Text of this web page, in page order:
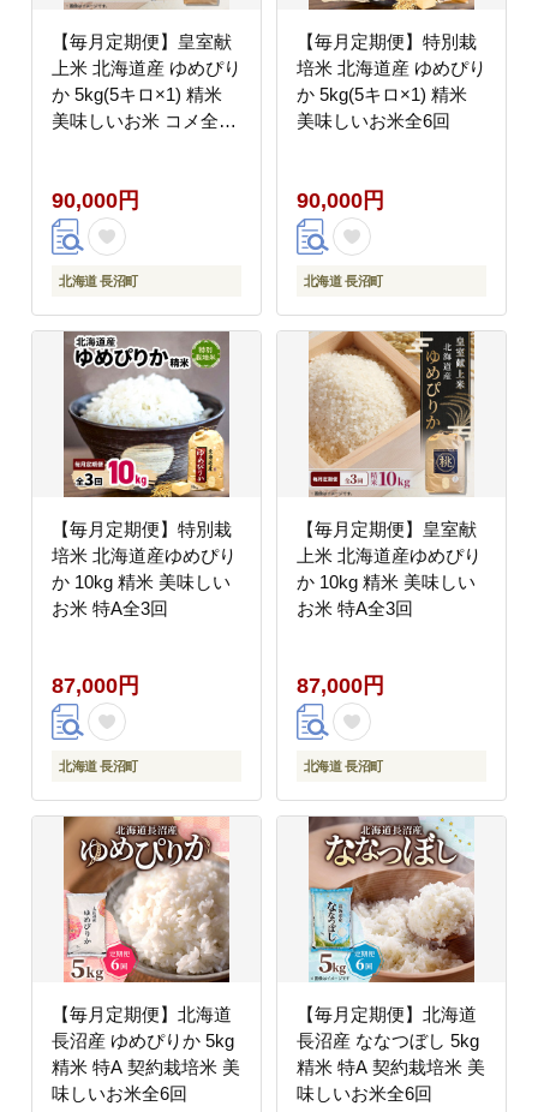
【毎月定期便】皇室献
上米 北海道産 ゆめぴり
か 5kg(5キロ×1) 精米
美味しいお米 コメ全6
90,000円
北海道 長沼町
【毎月定期便】特別栽
培米 北海道産 ゆめぴり
か 5kg(5キロ×1) 精米
美味しいお米全6回
90,000円
北海道 長沼町
【毎月定期便】特別栽
培米 北海道産ゆめぴり
か 10kg 精米 美味しい
お米 特A全3回
87,000円
北海道 長沼町
【毎月定期便】皇室献
上米 北海道産ゆめぴり
か 10kg 精米 美味しい
お米 特A全3回
87,000円
北海道 長沼町
【毎月定期便】北海道
長沼産 ゆめぴりか 5kg
精米 特A 契約栽培米 美
味しいお米全6回
【毎月定期便】北海道
長沼産 ななつぼし 5kg
精米 特A 契約栽培米 美
味しいお米全6回